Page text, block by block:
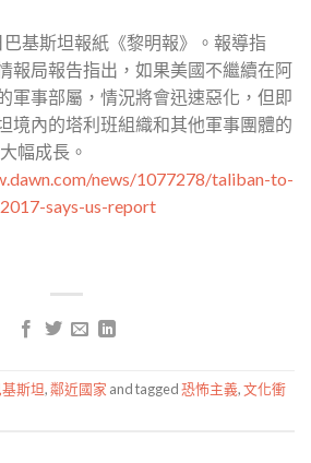
基斯坦報紙《黎明報》。報導指
報局報告指出，如果美國不繼續在阿
軍事部屬，情況將會迅速惡化，但即
境內的塔利班組織和其他軍事團體的
幅成長。
news/1077278/taliban-to-
says-us-report
斯坦,鄰近國家 and tagged恐怖主義,文化衝